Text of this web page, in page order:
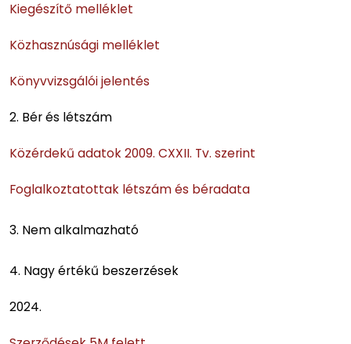
Kiegészítő melléklet
Közhasznúsági melléklet
Könyvvizsgálói jelentés
2. Bér és létszám
Közérdekű adatok 2009. CXXII. Tv. szerint
Foglalkoztatottak létszám és béradata
3. Nem alkalmazható
4. Nagy értékű beszerzések
2024.